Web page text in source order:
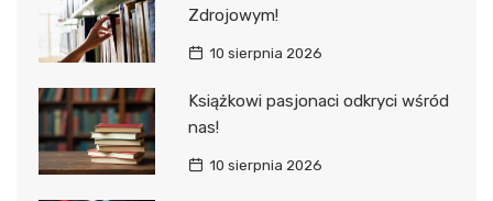
Zdrojowym!
10 sierpnia 2026
Książkowi pasjonaci odkryci wśród
nas!
10 sierpnia 2026